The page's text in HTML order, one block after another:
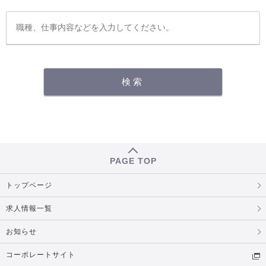
PAGE TOP
トップページ
求人情報一覧
お知らせ
コーポレートサイト